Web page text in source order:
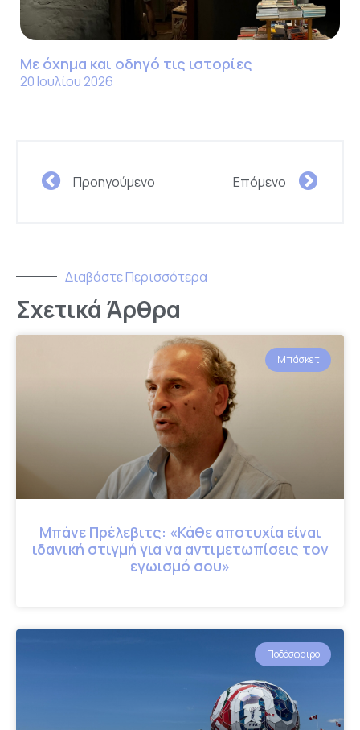
Με όχημα και οδηγό τις ιστορίες
20 Ιουλίου 2026
Προηγούμενο Επόμενο
Διαβάστε Περισσότερα
Σχετικά Άρθρα
Μπάσκετ
Μπάνε Πρέλεβιτς: «Κάθε αποτυχία είναι
ιδανική στιγμή για να αντιμετωπίσεις τον
εγωισμό σου»
Ποδόσφαιρο